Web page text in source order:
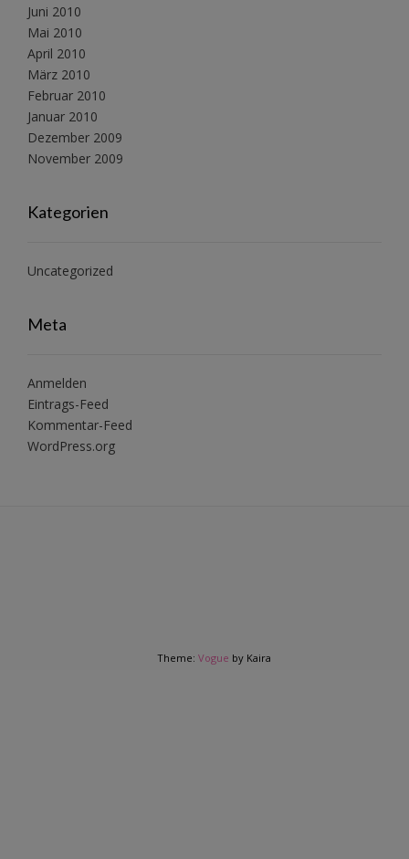
Juni 2010
Mai 2010
April 2010
März 2010
Februar 2010
Januar 2010
Dezember 2009
November 2009
Kategorien
Uncategorized
Meta
Anmelden
Eintrags-Feed
Kommentar-Feed
WordPress.org
Theme: Vogue by Kaira